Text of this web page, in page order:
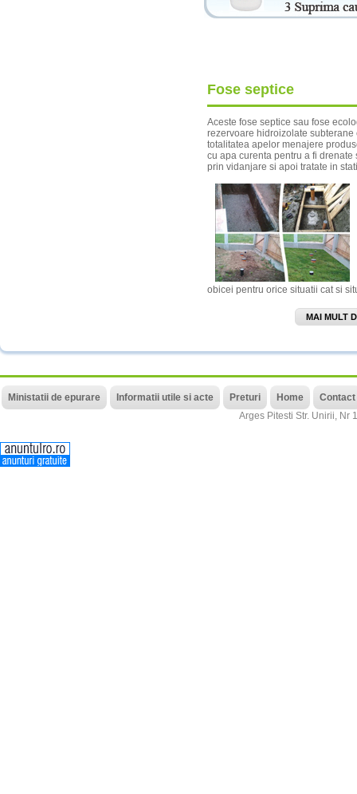
Fose septice
Aceste fose septice sau fose
rezervoare hidroizolate subterane
totalitatea apelor menajere
cu apa curenta pentru a fi
prin vidanjare si apoi tratate in
obicei pentru orice situatii cat si
MAI MULT
Ministatii de epurare Informatii utile si acte Preturi Home
Contact
Arges Pitesti Str. Unirii, Nr